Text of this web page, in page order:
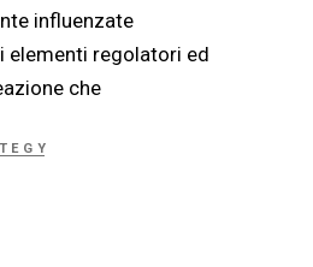
influenzate
elementi regolatori ed
che